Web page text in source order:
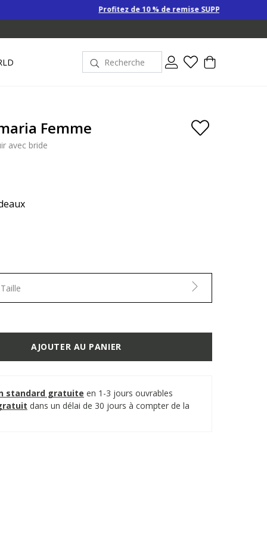
Profitez de 10 % de remise SUPPLÉMENTAIRE sur les
Femme
avec bride
AJOUTER AU PANIER
standard gratuite en 1-3 jours ouvrables
dans un délai de 30 jours à compter de la